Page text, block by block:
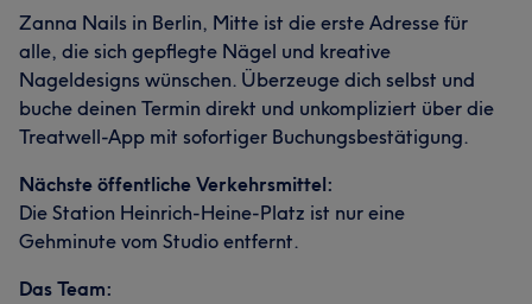
Zanna Nails in Berlin, Mitte ist die erste Adresse für
alle, die sich gepflegte Nägel und kreative
Nageldesigns wünschen. Überzeuge dich selbst und
buche deinen Termin direkt und unkompliziert über die
Treatwell-App mit sofortiger Buchungsbestätigung.
Nächste öffentliche Verkehrsmittel:
Die Station Heinrich-Heine-Platz ist nur eine
Gehminute vom Studio entfernt.
Das Team: